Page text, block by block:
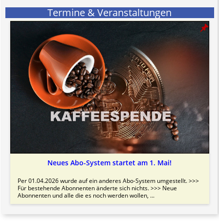
Termine & Veranstaltungen
Neues Abo-System startet am 1. Mai!
Per 01.04.2026 wurde auf ein anderes Abo-System umgestellt. >>>
Für bestehende Abonnenten änderte sich nichts. >>> Neue
Abonnenten und alle die es noch werden wollen, ...